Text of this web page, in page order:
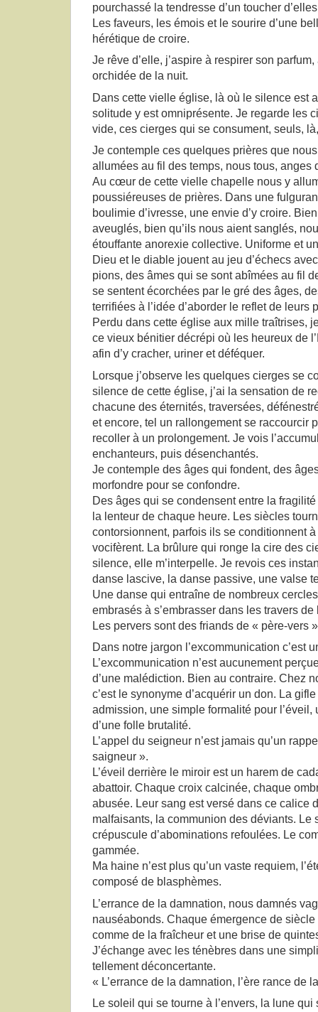
pourchassé la tendresse d’un toucher
Les faveurs, les émois et le sourire d’une
hérétique de croire.
Je rêve d’elle, j’aspire à respirer son
orchidée de la nuit.
Dans cette vielle église, là où le silence est
solitude y est omniprésente. Je regarde les
vide, ces cierges qui se consument, seuls,
Je contemple ces quelques prières que
allumées au fil des temps, nous tous, anges
Au cœur de cette vielle chapelle nous y
poussiéreuses de prières. Dans une
boulimie d’ivresse, une envie d’y croire.
aveuglés, bien qu’ils nous aient sanglés,
étouffante anorexie collective. Uniforme et
Dieu et le diable jouent au jeu d’échecs
pions, des âmes qui se sont abîmées au fil
se sentent écorchées par le gré des âges,
terrifiées à l’idée d’aborder le reflet de leurs
Perdu dans cette église aux mille traîtrises,
ce vieux bénitier décrépi où les heureux de
afin d’y cracher, uriner et déféquer.
Lorsque j’observe les quelques cierges se
silence de cette église, j’ai la sensation de
chacune des éternités, traversées,
et encore, tel un rallongement se raccourcir
recoller à un prolongement. Je vois
enchanteurs, puis désenchantés.
Je contemple des âges qui fondent, des
morfondre pour se confondre.
Des âges qui se condensent entre la
la lenteur de chaque heure. Les siècles
contorsionnent, parfois ils se conditionnent
vocifèrent. La brûlure qui ronge la cire des
silence, elle m’interpelle. Je revois ces
danse lascive, la danse passive, une valse
Une danse qui entraîne de nombreux
embrasés à s’embrasser dans les travers
Les pervers sont des friands de « père-vers
Dans notre jargon l’excommunication c’est
L’excommunication n’est aucunement
d’une malédiction. Bien au contraire. Chez
c’est le synonyme d’acquérir un don. La
admission, une simple formalité pour
d’une folle brutalité.
L’appel du seigneur n’est jamais qu’un
saigneur ».
L’éveil derrière le miroir est un harem de
abattoir. Chaque croix calcinée, chaque
abusée. Leur sang est versé dans ce calice
malfaisants, la communion des déviants. Le
crépuscule d’abominations refoulées. Le
gammée.
Ma haine n’est plus qu’un vaste requiem,
composé de blasphèmes.
L’errance de la damnation, nous damnés
nauséabonds. Chaque émergence de
comme de la fraîcheur et une brise de
J’échange avec les ténèbres dans une
tellement déconcertante.
« L’errance de la damnation, l’ère rance de
Le soleil qui se tourne à l’envers, la lune